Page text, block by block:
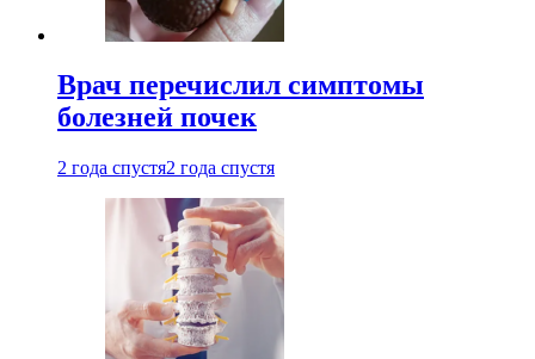
Врач перечислил симптомы
болезней почек
2 года спустя2 года спустя